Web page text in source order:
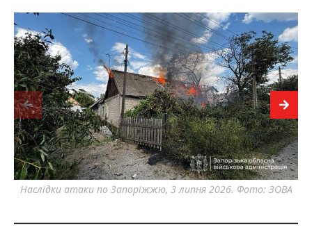
Наслідки атаки по Запоріжжю, 3 липня 2026. Фото: ЗОВА